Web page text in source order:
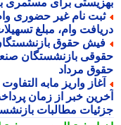
برای مستمری
وام، مبلغ تسهیلات
بازنشستگان صنعت
مرداد
واریز مابه التفاوت
مطالبات